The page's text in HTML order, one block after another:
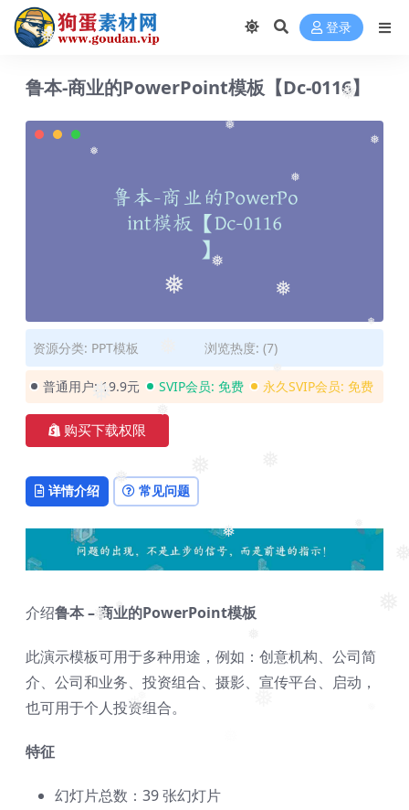
❅
❅
❅
❅
❅
❅
❅
❅
❅
❅
❅
❅
❅
❅
登录
鲁本-商业的PowerPoint模板【Dc-0116】
资源分类: PPT模板 浏览热度: (7)
普通用户: 19.9元 SVIP会员: 免费 永久SVIP会员: 免费
购买下载权限
详情介绍 常见问题
介绍鲁本 – 商业的PowerPoint模板
此演示模板可用于多种用途，例如：创意机构、公司简
介、公司和业务、投资组合、摄影、宣传平台、启动，
也可用于个人投资组合。
特征
幻灯片总数：39 张幻灯片